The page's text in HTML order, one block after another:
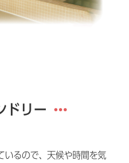
ドリー
いるので、天候や時間を気